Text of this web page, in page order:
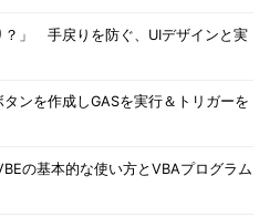
？」 手戻りを防ぐ、UIデザインと実
ンを作成しGASを実行＆トリガーを
の基本的な使い方とVBAプログラム